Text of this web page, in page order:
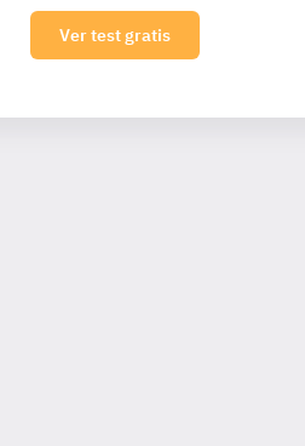
Ver test gratis